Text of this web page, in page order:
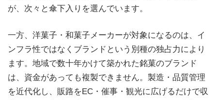
が、次々と傘下入りを選んでいます。
一方、洋菓子・和菓子メーカーが対象になるのは、イ
ンフラ性ではなくブランドという別種の独占力により
ます。地域で数十年かけて築かれた銘菓のブランド
は、資金があっても複製できません。製造・品質管理
を近代化し、販路をEC・催事・観光に広げるだけで収